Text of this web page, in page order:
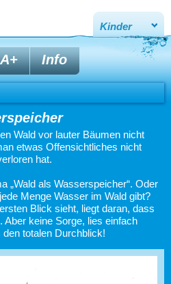
Kinder
A+ Info
Wald vor lauter Bäumen nicht
etwas Offensichtliches nicht
hat.
„Wald als Wasserspeicher“. Oder
Menge Wasser im Wald gibt?
Blick sieht, liegt daran, dass
Aber keine Sorge, lies einfach
totalen Durchblick!